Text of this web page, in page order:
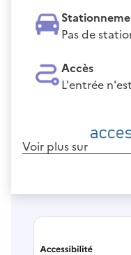
Pas de
Accès
L'entrée
Voir plus sur